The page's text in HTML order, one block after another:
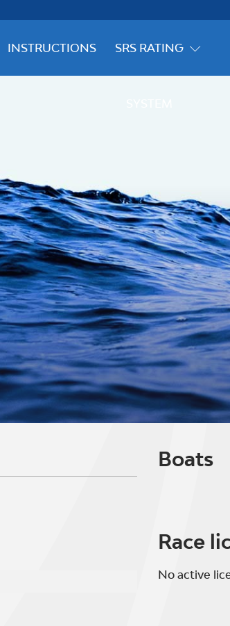
INSTRUCTIONS SRS RATING
Boats
Race
No active